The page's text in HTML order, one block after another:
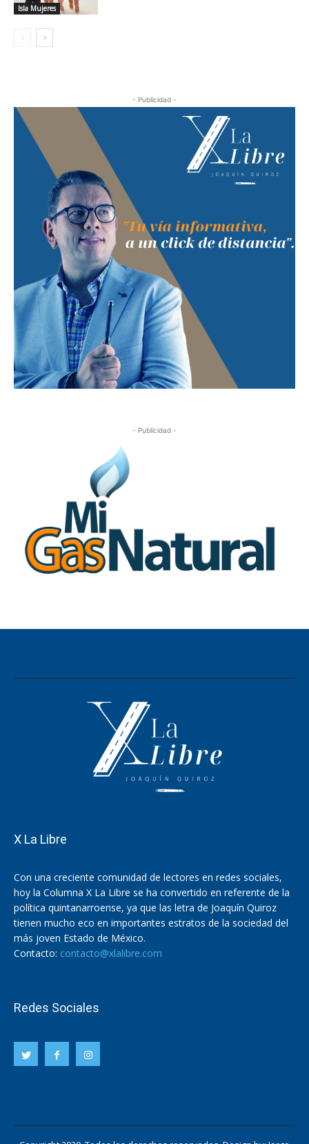
X La Libre
Con una creciente comunidad de lectores en redes sociales,
hoy la Columna X La Libre se ha convertido en referente de la
política quintanarroense, ya que las letra de Joaquín Quiroz
tienen mucho eco en importantes estratos de la sociedad del
más joven Estado de México.
Contacto: contacto@xlalibre.com
Redes Sociales